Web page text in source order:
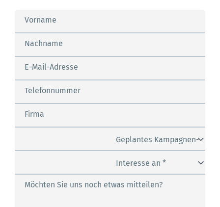
Vorname
Nachname
E-Mail-Adresse
Telefonnummer
Firma
Geplantes Kampagnen-
Interesse an *
Möchten Sie uns noch etwas mitteilen?